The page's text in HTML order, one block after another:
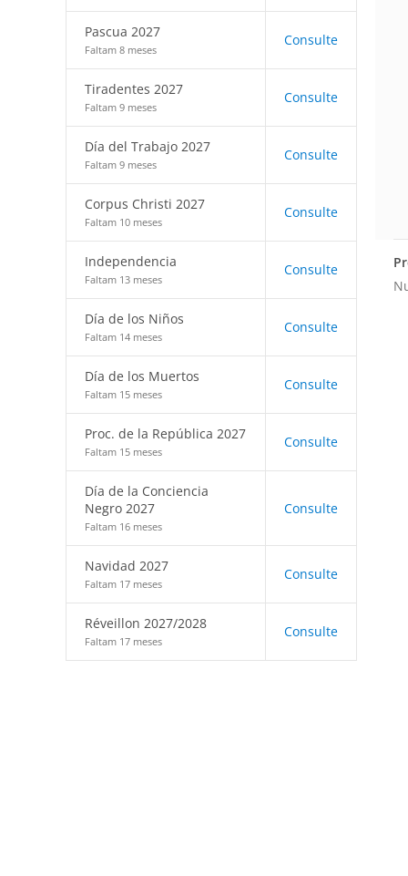
Pascua 2027
Faltam 8 meses
Consulte
Tiradentes 2027
Faltam 9 meses
Consulte
Día del Trabajo 2027
Faltam 9 meses
Consulte
Corpus Christi 2027
Faltam 10 meses
Consulte
Independencia
Faltam 13 meses
Consulte
Día de los Niños
Faltam 14 meses
Consulte
Día de los Muertos
Faltam 15 meses
Consulte
Proc. de la República 2027
Faltam 15 meses
Consulte
Día de la Conciencia
Negro 2027
Faltam 16 meses
Consulte
Navidad 2027
Faltam 17 meses
Consulte
Réveillon 2027/2028
Faltam 17 meses
Consulte